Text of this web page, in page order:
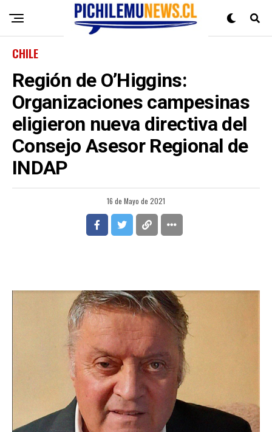
CHILE
Región de O’Higgins:
Organizaciones campesinas
eligieron nueva directiva del
Consejo Asesor Regional de
INDAP
16 de Mayo de 2021